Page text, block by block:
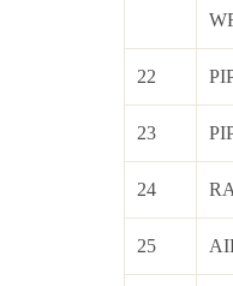
22
23
24
25